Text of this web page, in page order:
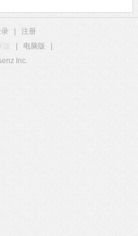
注册
版 电脑版
Inc.